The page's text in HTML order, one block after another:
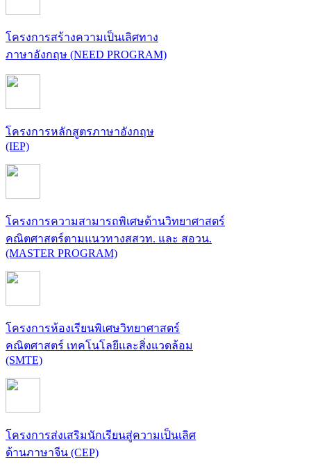
โครงการสร้างความเป็นเลิศทาง
ภาษาอังกฤษ (NEED PROGRAM)
โครงการหลักสูตรภาษาอังกฤษ
(IEP)
โครงการความสามารถพิเศษด้านวิทยาศาสตร์
คณิตศาสตร์ตามแนวทางสสวท. และ สอวน.
(MASTER PROGRAM)
โครงการห้องเรียนพิเศษวิทยาศาสตร์
คณิตศาสตร์ เทคโนโลยีและสิ่งแวดล้อม
(SMTE)
โครงการส่งเสริมนักเรียนสู่ความเป็นเลิศ
ด้านภาษาจีน (CEP)